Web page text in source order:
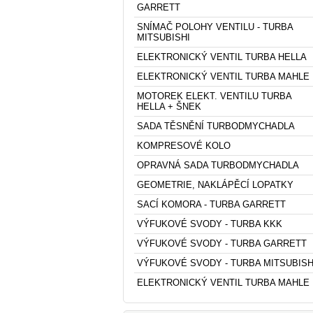
GARRETT
SNÍMAČ POLOHY VENTILU - TURBA
MITSUBISHI
ELEKTRONICKÝ VENTIL TURBA HELLA
ELEKTRONICKÝ VENTIL TURBA MAHLE
MOTOREK ELEKT. VENTILU TURBA
HELLA + ŠNEK
SADA TĚSNĚNÍ TURBODMYCHADLA
KOMPRESOVÉ KOLO
OPRAVNÁ SADA TURBODMYCHADLA
GEOMETRIE, NAKLÁPĚCÍ LOPATKY
SACÍ KOMORA - TURBA GARRETT
VÝFUKOVÉ SVODY - TURBA KKK
VÝFUKOVÉ SVODY - TURBA GARRETT
VÝFUKOVÉ SVODY - TURBA
ELEKTRONICKÝ VENTIL TURBA MAHLE